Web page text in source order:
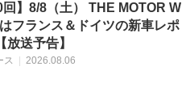
回】8/8（土） THE MOTOR W
フランス＆ドイツの新車レポ
放送予告】
ス 2026.08.06